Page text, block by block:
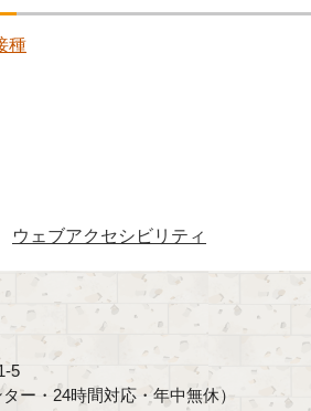
種
ウェブアクセシビリティ
5
ー・24時間対応・年中無休）